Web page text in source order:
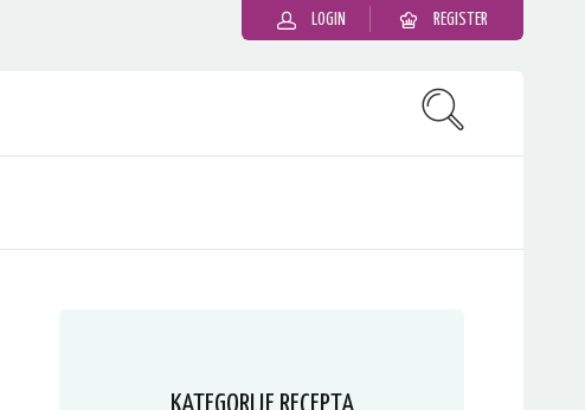
LOGIN REGISTER